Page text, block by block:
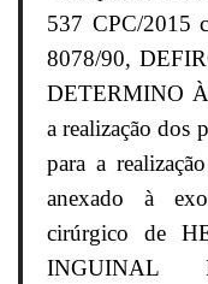
537 CPC/2015
8078/90,
DETERMINO
a realização dos
para a
anexado à
cirúrgico de
INGUINAL